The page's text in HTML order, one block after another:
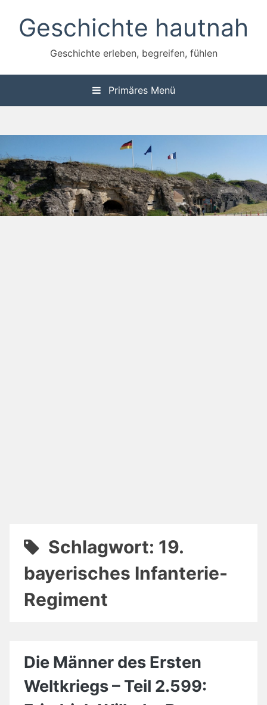
Inhalt
springenGeschichte hautnah
Geschichte erleben, begreifen, fühlen
Primäres Menü
Schlagwort: 19.
bayerisches Infanterie-
Regiment
Die Männer des Ersten
Weltkriegs – Teil 2.599: